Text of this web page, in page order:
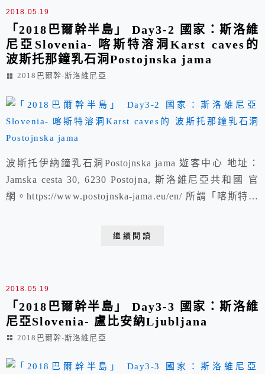
2018.05.19
「2018巴爾幹半島」 Day3-2 國家：斯洛維
尼亞Slovenia- 喀斯特溶洞Karst caves的
波斯托那鐘乳石洞Postojnska jama
2018巴爾幹-斯洛維尼亞
波斯托伊納鐘乳石洞Postojnska jama 遊客中心 地址：
Jamska cesta 30, 6230 Postojna, 斯洛維尼亞共和國 官
網。https://www.postojnska-jama.eu/en/ 所謂「喀斯特地
繼續閱讀
2018.05.19
「2018巴爾幹半島」 Day3-3 國家：斯洛維
尼亞Slovenia- 盧比安納Ljubljana
2018巴爾幹-斯洛維尼亞